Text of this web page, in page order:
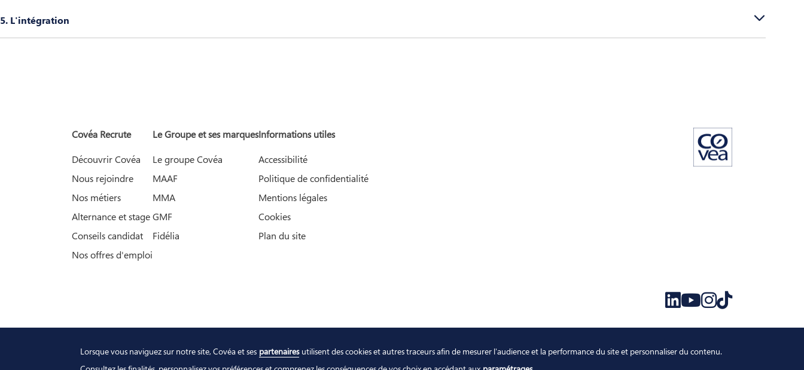
Lorsque vous naviguez sur notre site, Covéa et ses partenairesutilisent des cookies et autres traceurs afin de mesurer l'audience et la performance du site et personnaliser du contenu.
5. L'intégration
Covéa Recrute
Découvrir Covéa
Nous rejoindre
Nos métiers
Alternance et stage
Conseils candidat
Nos offres d'emploi
Le Groupe et ses marques
Le groupe Covéa
MAAF
MMA
GMF
Fidélia
Informations utiles
Accessibilité
Politique de confidentialité
Mentions légales
Cookies
Plan du site
Visit LinkedIn Covéa
Visit Youtube Covéa
Visit Instagram Covéa
Visit TikTok Covéa